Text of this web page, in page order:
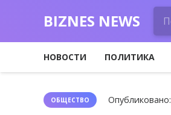
BIZNES NEWS
НОВОСТИ ПОЛИТИКА
ОБЩЕСТВО Опубликовано: